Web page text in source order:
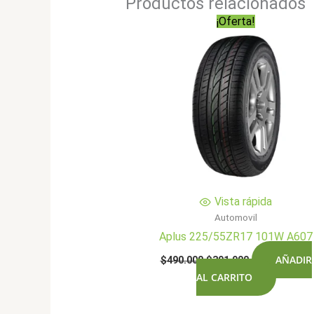
¡Oferta!
Vista rápida
Automovil
Aplus 225/55ZR17 101W A607
$490.000El
original
era:
$391.900El
actual
es:
AÑADIR
AL CARRITO